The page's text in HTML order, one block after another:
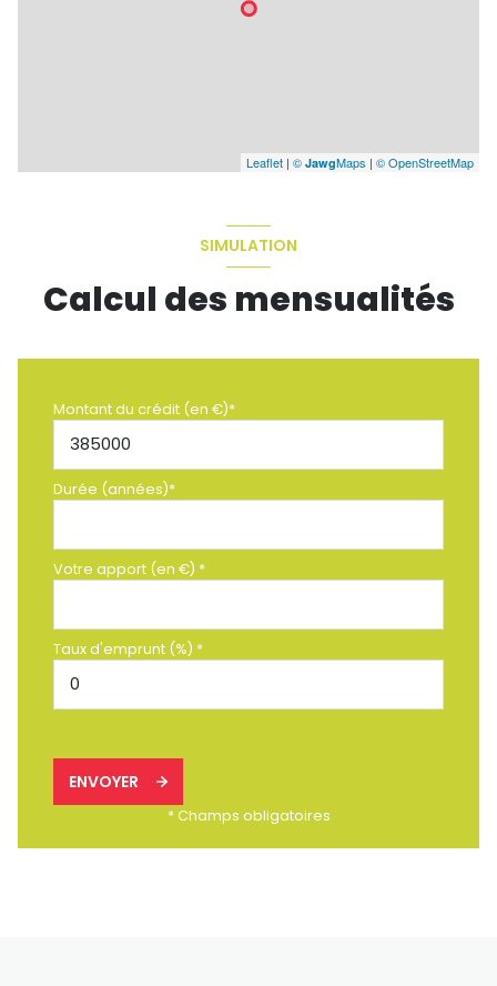
Leaflet | © JawgMaps | © OpenStreetMap
SIMULATION
Calcul des mensualités
Montant du crédit (en €)*
Durée (années)*
Votre apport (en €) *
Taux d'emprunt (%) *
ENVOYER
* Champs obligatoires